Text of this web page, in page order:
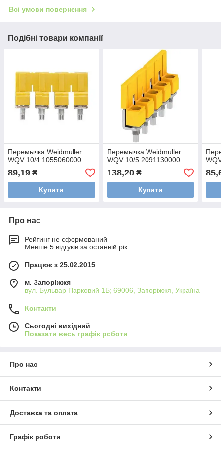
Всі умови повернення
Подібні товари компанії
Перемычка Weidmuller
WQV 10/4 1055060000
89,19 ₴
Купити
Перемычка Weidmuller
WQV 10/5 2091130000
138,20₴
Купити
Про нас
Рейтинг не сформований
Менше 5 відгуків за останній рік
Працює з 25.02.2015
м. Запоріжжя
вул. Бульвар Парковий 1Б; 69006, Запоріжжя, Україна
Контакти
Сьогодні вихідний
Показати весь графік роботи
Про нас
Контакти
Доставка та оплата
Графік роботи